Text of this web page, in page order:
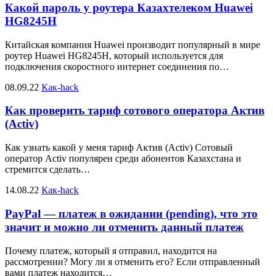
Какой пароль у роутера Казахтелеком Huawei
HG8245H
Китайская компания Huawei производит популярный в мире
роутер Huawei HG8245H, который используется для
подключения скоростного интернет соединения по…
08.09.22 Как-hack
Как проверить тариф сотового оператора Актив
(Activ)
Как узнать какой у меня тариф Актив (Activ) Сотовый
оператор Activ популярен среди абонентов Казахстана и
стремится сделать…
14.08.22 Как-hack
PayPal — платеж в ожидании (pending), что это
значит и можно ли отменить данный платеж
Почему платеж, который я отправил, находится на
рассмотрении? Могу ли я отменить его? Если отправленный
вами платеж находится…